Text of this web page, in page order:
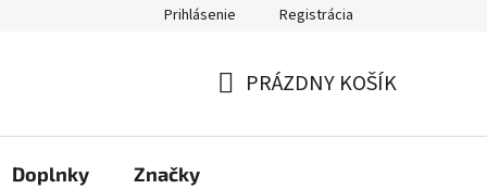
Prihlásenie Registrácia
PRÁZDNY KOŠÍK
Doplnky Značky